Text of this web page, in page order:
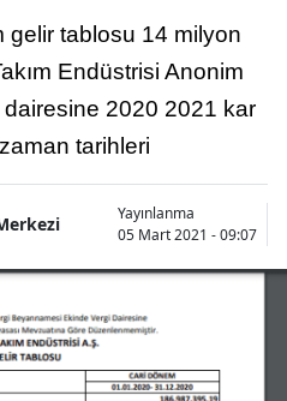
gelir tablosu 14 milyon
Endüstrisi Anonim
dairesine 2020 2021 kar
tarihleri
Yayınlanma
05 Mart 2021 - 09:07